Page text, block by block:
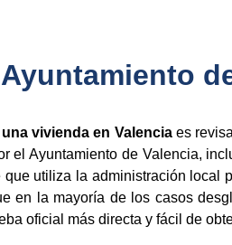
vivienda en Valenciaes
el Ayuntamiento de Valencia,
utiliza la administración local
en la mayoría de los casos
oficial más directa y fácil de